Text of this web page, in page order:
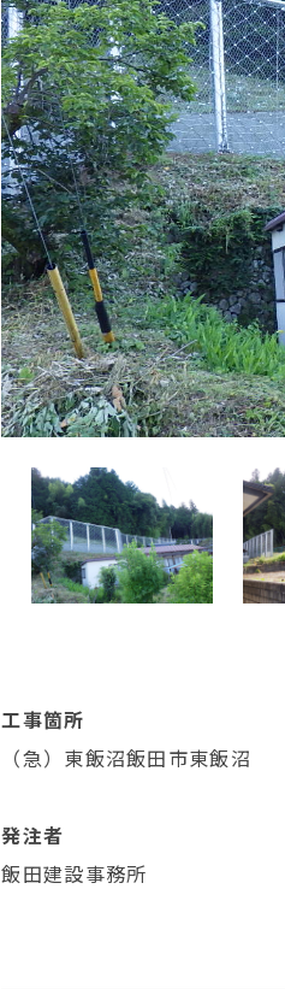
工事箇所
（急）東飯沼飯田市東飯沼
発注者
飯田建設事務所